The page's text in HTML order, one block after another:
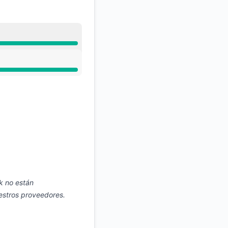
no están
proveedores.